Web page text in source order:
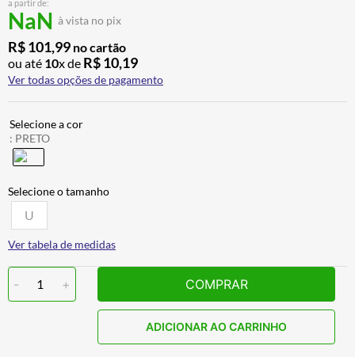
a partir de:
NaN à vista no pix
R$101,99 no cartão
ou até 10x de R$10,19
Ver todas opções de pagamento
: PRETO
U
Ver tabela de medidas
- 1 + COMPRAR
ADICIONAR AO CARRINHO
º
8º CALÇA
9º AIROH